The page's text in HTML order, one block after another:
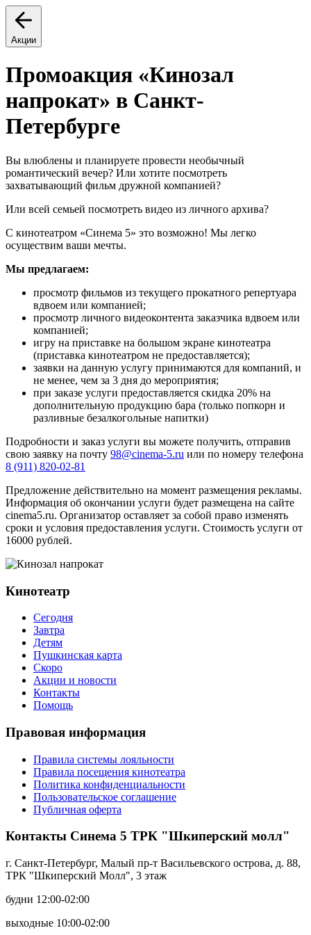
Акции
Промоакция «Кинозал
напрокат» в Санкт-
Петербурге
Вы влюблены и планируете провести необычный
романтический вечер? Или хотите посмотреть
захватывающий фильм дружной компанией?
Или всей семьей посмотреть видео из личного архива?
С кинотеатром «Синема 5» это возможно! Мы легко
осуществим ваши мечты.
Мы предлагаем:
просмотр фильмов из текущего прокатного репертуара
вдвоем или компанией;
просмотр личного видеоконтента заказчика вдвоем или
компанией;
игру на приставке на большом экране кинотеатра
(приставка кинотеатром не предоставляется);
заявки на данную услугу принимаются для компаний, и
не менее, чем за 3 дня до мероприятия;
при заказе услуги предоставляется скидка 20% на
дополнительную продукцию бара (только попкорн и
разливные безалкогольные напитки)
Подробности и заказ услуги вы можете получить, отправив
свою заявку на почту 98@cinema-5.ru или по номеру телефона
8 (911) 820-02-81
Предложение действительно на момент размещения рекламы.
Информация об окончании услуги будет размещена на сайте
cinema5.ru. Организатор оставляет за собой право изменять
сроки и условия предоставления услуги. Стоимость услуги от
16000 рублей.
Кинотеатр
Сегодня
Завтра
Детям
Пушкинская карта
Скоро
Акции и новости
Контакты
Помощь
Правовая информация
Правила системы лояльности
Правила посещения кинотеатра
Политика конфиденциальности
Пользовательское соглашение
Публичная оферта
Контакты Синема 5 ТРК "Шкиперский молл"
г. Санкт-Петербург, Малый пр-т Васильевского острова, д. 88,
ТРК "Шкиперский Молл", 3 этаж
будни 12:00-02:00
выходные 10:00-02:00